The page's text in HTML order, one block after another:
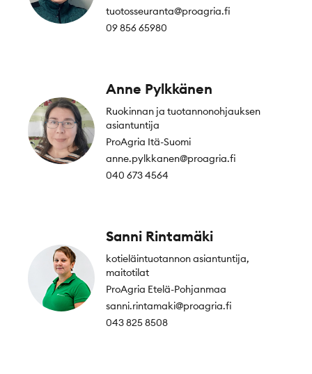
tuotosseuranta@proagria.fi
09 856 65980
Anne Pylkkänen
Ruokinnan ja tuotannonohjauksen
asiantuntija
ProAgria Itä-Suomi
anne.pylkkanen@proagria.fi
040 673 4564
Sanni Rintamäki
kotieläintuotannon asiantuntija,
maitotilat
ProAgria Etelä-Pohjanmaa
sanni.rintamaki@proagria.fi
043 825 8508